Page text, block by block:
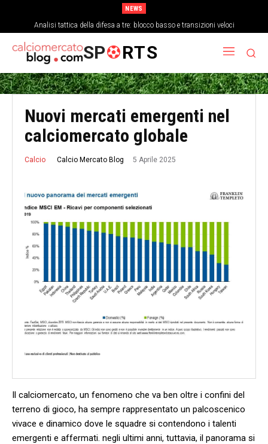
NEWS
Analisi tattica della difesa a tre: blocco basso e transizioni veloci
Come la stanchezza mentale influisce sulla precisione dei passaggi a fine
partita
SP RTS
Nuovi mercati emergenti nel
calciomercato globale
Calcio Calcio Mercato Blog 5 Aprile 2025
Il calciomercato, un fenomeno che va ben‍ oltre i confini ‌del
terreno di gioco, ha sempre rappresentato un palcoscenico
vivace e dinamico dove le squadre si contendono i talenti
emergenti e affermati. negli ultimi anni, tuttavia, il panorama si